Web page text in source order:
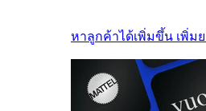
หาลูกค้าได้เพิ่มขึ้น เพิ่ม